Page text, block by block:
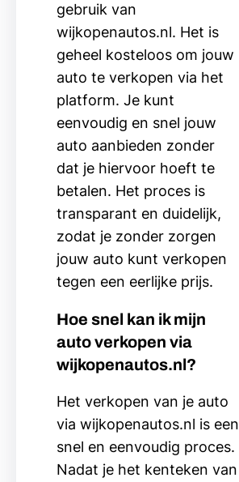
gebruik van
wijkopenautos.nl. Het is
geheel kosteloos om jouw
auto te verkopen via het
platform. Je kunt
eenvoudig en snel jouw
auto aanbieden zonder
dat je hiervoor hoeft te
betalen. Het proces is
transparant en duidelijk,
zodat je zonder zorgen
jouw auto kunt verkopen
tegen een eerlijke prijs.
Hoe snel kan ik mijn
auto verkopen via
wijkopenautos.nl?
Het verkopen van je auto
via wijkopenautos.nl is een
snel en eenvoudig proces.
Nadat je het kenteken van